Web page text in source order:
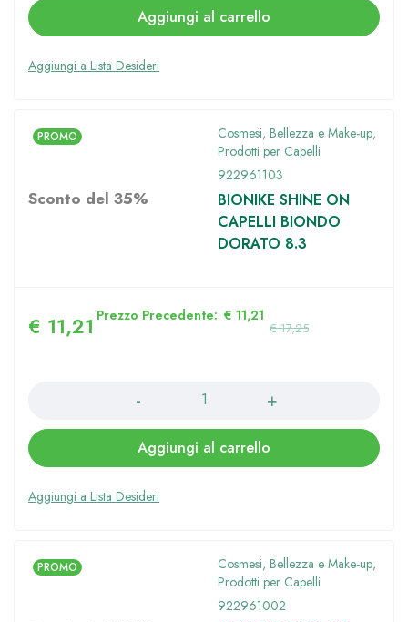
Aggiungi al carrello
Sconto del 35%
PROMO Cosmesi, Bellezza e Make-up,
Prodotti per Capelli
922961103
BIONIKE SHINE ON
CAPELLI BIONDO
DORATO 8.3
€17,25
€ 11,21 Prezzo Precedente: € 11,21
Aggiungi al carrello
PROMO Cosmesi, Bellezza e Make-up,
Prodotti per Capelli
922961002